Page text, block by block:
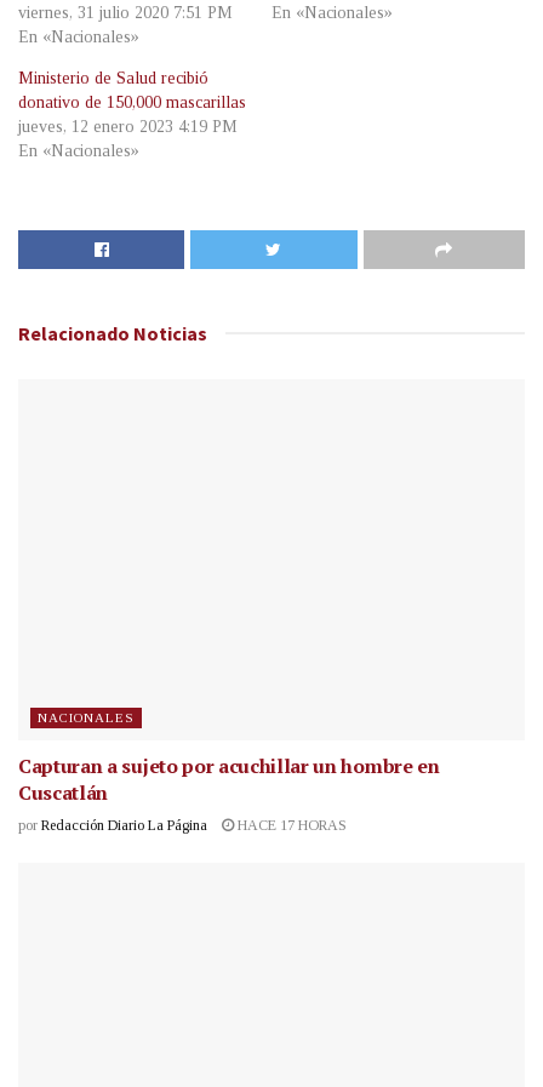
viernes, 31 julio 2020 7:51 PM
En «Nacionales»
En «Nacionales»
Ministerio de Salud recibió
donativo de 150,000 mascarillas
jueves, 12 enero 2023 4:19 PM
En «Nacionales»
Relacionado Noticias
NACIONALES
Capturan a sujeto por acuchillar un hombre en
Cuscatlán
por Redacción Diario La Página HACE 17 HORAS